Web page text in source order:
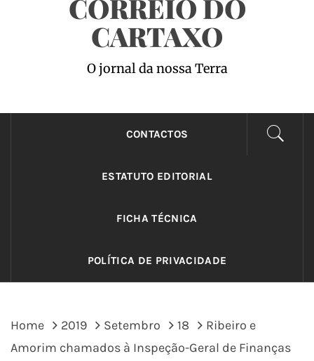
CORREIO DO
CARTAXO
O jornal da nossa Terra
CONTACTOS
ESTATUTO EDITORIAL
FICHA TÉCNICA
POLÍTICA DE PRIVACIDADE
Home 2019 Setembro 18
Ribeiro e
Amorim chamados à Inspeção-Geral de Finanças